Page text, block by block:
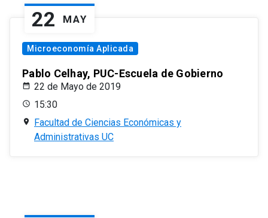
22 MAY
Microeconomía Aplicada
Pablo Celhay, PUC-Escuela de Gobierno
22 de Mayo de 2019
15:30
Facultad de Ciencias Económicas y
Administrativas UC